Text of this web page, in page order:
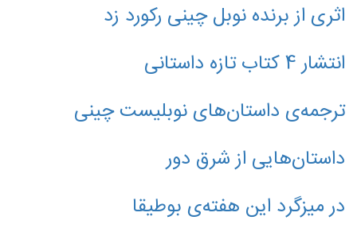
اثری از برنده نوبل چینی رکورد زد
انتشار 4 کتاب تازه داستانی
ترجمه‌ی داستان‌های نوبلیست چینی
داستان‌هایی از شرق دور
در میزگرد این هفته‌ی بوطیقا